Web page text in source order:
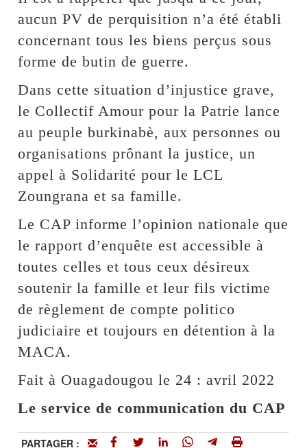
aucun PV de perquisition n’a été établi
concernant tous les biens perçus sous
forme de butin de guerre.
Dans cette situation d’injustice grave,
le Collectif Amour pour la Patrie lance
au peuple burkinabè, aux personnes ou
organisations prônant la justice, un
appel à Solidarité pour le LCL
Zoungrana et sa famille.
Le CAP informe l’opinion nationale que
le rapport d’enquête est accessible à
toutes celles et tous ceux désireux
soutenir la famille et leur fils victime
de règlement de compte politico
judiciaire et toujours en détention à la
MACA.
Fait à Ouagadougou le 24 : avril 2022
Le service de communication du CAP
PARTAGER :